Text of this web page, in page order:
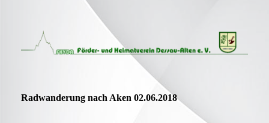
Radwanderung nach Aken 02.06.2018